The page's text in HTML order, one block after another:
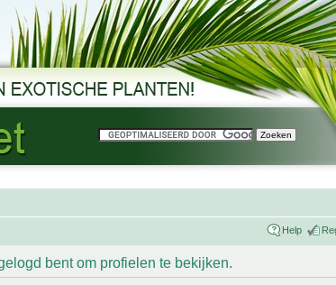
Help
bent om profielen te bekijken.